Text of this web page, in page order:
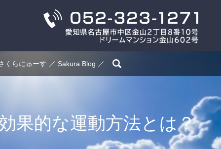
くらにゅーす Sakura Blog
果的な運動方法とは？